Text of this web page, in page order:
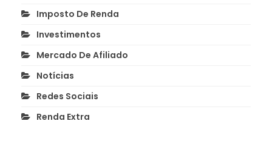
Imposto De Renda
Investimentos
Mercado De Afiliado
Notícias
Redes Sociais
Renda Extra